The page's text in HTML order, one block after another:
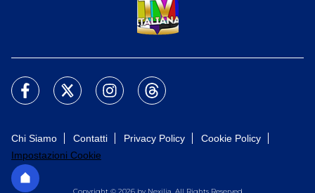
Chi Siamo Contatti Privacy Policy
Cookie Policy
Impostazioni Cookie